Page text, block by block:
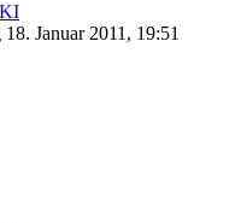
Januar 2011, 19:51